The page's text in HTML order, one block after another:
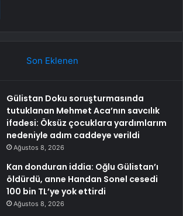
Son Eklenen
Gülistan Doku soruşturmasında
tutuklanan Mehmet Aca’nın savcılık
ifadesi: Öksüz çocuklara yardımlarım
nedeniyle adım caddeye verildi
Ağustos 8, 2026
Kan donduran iddia: Oğlu Gülistan’ı
öldürdü, anne Handan Sonel cesedi
100 bin TL’ye yok ettirdi
Ağustos 8, 2026